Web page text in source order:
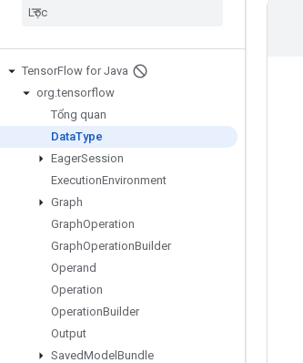
TensorFlow for Java
org.tensorflow
Tổng quan
DataType
EagerSession
ExecutionEnvironment
Graph
GraphOperation
GraphOperationBuilder
Operand
Operation
OperationBuilder
Output
SavedModel Bundle